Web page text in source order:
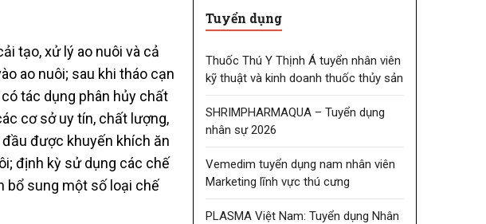
tạo, xử lý ao nuôi và cả
ao nuôi; sau khi tháo cạn
tác dụng phân hủy chất
cơ sở uy tín, chất lượng,
được khuyến khích ăn
định kỳ sử dụng các chế
bổ sung một số loại chế
Tuyển dụng
Thuốc Thú Y Thịnh Á tuyển nhân viên
kỹ thuật và kinh doanh thuốc thủy sản
SHRIMPHARMAQUA – Tuyển dụng
nhân sự 2026
Vemedim tuyển dụng nam nhân viên
Marketing lĩnh vực thú cưng
PLASMA Việt Nam: Tuyển dụng Nhân